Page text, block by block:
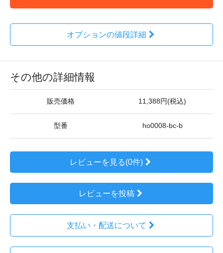
オプションの値段詳細
その他の詳細情報
販売価格 11,388円(税込)
型番 ho0008-bc-b
レビューを見る(0件)
レビューを投稿
支払い・配送について